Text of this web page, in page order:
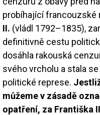
probíhající francouzské
II. (vládl 1792–1835),
definitivně cestu
dosáhla rakouská
svého vrcholu a stala
politické represe.
můžeme v zásadě
opatření, za Františka